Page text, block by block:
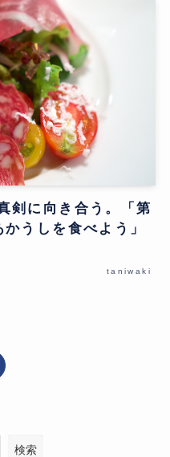
剣に向き合う。「第
うしを食べよう」
taniwaki
検索